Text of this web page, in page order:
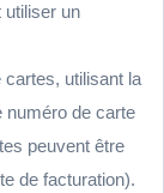
utiliser un
cartes, utilisant la
numéro de carte
peuvent être
de facturation).